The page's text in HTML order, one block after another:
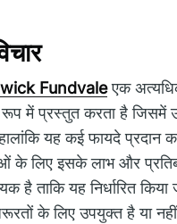
Fundvaleएक
रूप में प्रस्तुत करता है
यह कई फायदे प्रदान
के लिए इसके लाभ और
है ताकि यह निर्धारित
के लिए उपयुक्त है या